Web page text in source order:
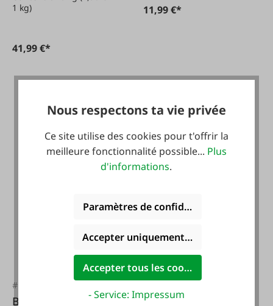
1 kg)
41,99 €*
11,99 €*
#FA132460
BeeStrong 500ml de
Gamelle 1l
Nous respectons ta vie privée
Ce site utilise des cookies pour t'offrir la
meilleure fonctionnalité possible... Plus
d'informations.
Paramètres de confidentialité
Accepter uniquement les cookies
Accepter tous les cookies
- Service: Impressum